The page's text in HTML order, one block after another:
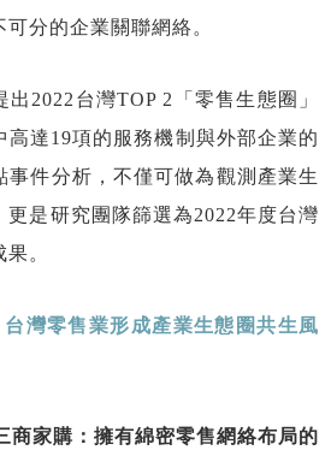
分的企業關聯網絡。
2022台灣TOP 2「零售生態圈」
高達19項的服務機制與外部企業的
事件分析，不僅可做為觀測產業生
是研究團隊篩選為2022年度台灣
。
灣零售業形成產業生態圈共生風
家購：擁有綿密零售網絡布局的